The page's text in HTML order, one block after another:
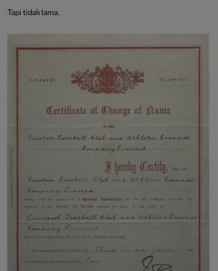
Tapi tidak lama.